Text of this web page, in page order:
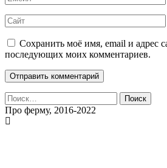
Сохранить моё имя, email и адрес
последующих моих комментариев.
Найти:
Про ферму, 2016-2022